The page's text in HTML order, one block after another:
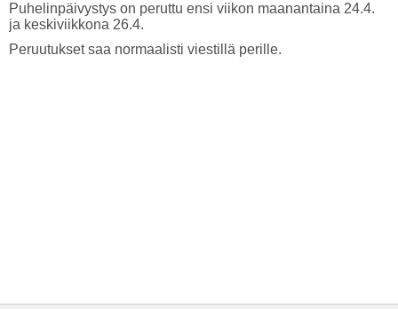
Puhelinpäivystys on peruttu ensi viikon maanantaina 24.4.
ja keskiviikkona 26.4.
Peruutukset saa normaalisti viestillä perille.